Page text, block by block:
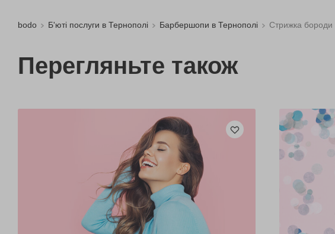
bodo Б'юті послуги в Тернополі Барбершопи в Тернополі Стрижка бороди
Перегляньте також